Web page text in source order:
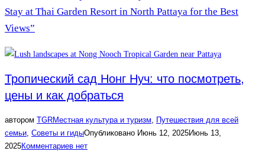
Stay at Thai Garden Resort in North Pattaya for the Best
Views”
Тропический сад Нонг Нуч: что посмотреть,
цены и как добраться
автором TGRМестная культура и туризм
Путешествия для всей
семьи Советы и гидыОпубликовано Июнь 12, 2025Июнь 13,
2025Комментариев нет